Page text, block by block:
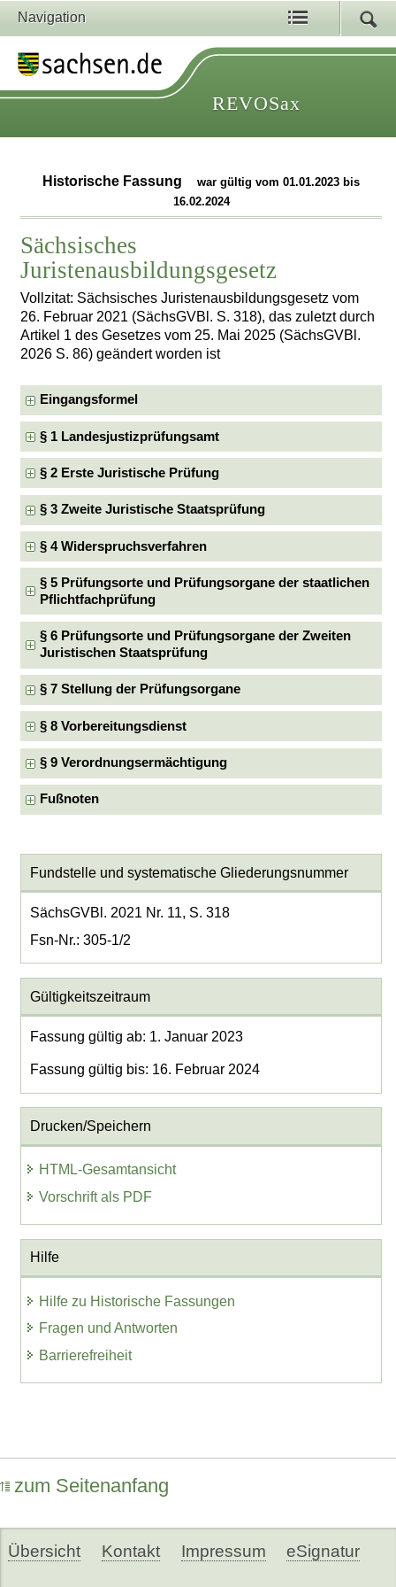
Navigation
REVOSax
Historische Fassung
war gültig vom 01.01.2023 bis
16.02.2024
Sächsisches
Juristenausbildungsgesetz
Vollzitat: Sächsisches Juristenausbildungsgesetz vom
26. Februar 2021 (SächsGVBl. S. 318), das zuletzt durch
Artikel 1 des Gesetzes vom 25. Mai 2025 (SächsGVBl.
2026 S. 86) geändert worden ist
Eingangsformel
§ 1 Landesjustizprüfungsamt
§ 2 Erste Juristische Prüfung
§ 3 Zweite Juristische Staatsprüfung
§ 4 Widerspruchsverfahren
§ 5 Prüfungsorte und Prüfungsorgane der staatlichen
Pflichtfachprüfung
§ 6 Prüfungsorte und Prüfungsorgane der Zweiten
Juristischen Staatsprüfung
§ 7 Stellung der Prüfungsorgane
§ 8 Vorbereitungsdienst
§ 9 Verordnungsermächtigung
Fußnoten
Fundstelle und systematische Gliederungsnummer
SächsGVBl. 2021 Nr. 11, S. 318
Fsn-Nr.: 305-1/2
Gültigkeitszeitraum
Fassung gültig ab: 1. Januar 2023
Fassung gültig bis: 16. Februar 2024
Drucken/Speichern
HTML-Gesamtansicht
Vorschrift als PDF
Hilfe
Hilfe zu Historische Fassungen
Fragen und Antworten
Barrierefreiheit
zum Seitenanfang
Übersicht Kontakt Impressum eSignatur